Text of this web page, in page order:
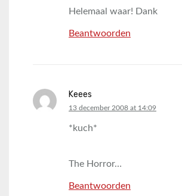
Helemaal waar! Dank
Beantwoorden
Keees
says:
13 december 2008 at 14:09
*kuch*
The Horror…
Beantwoorden